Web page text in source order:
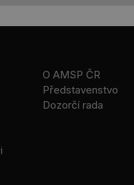
O AMSP ČR
Představenstvo
Dozorčí rada